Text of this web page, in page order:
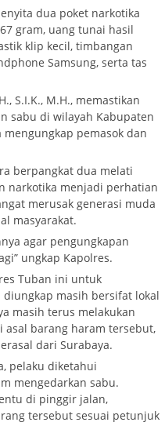
dua poket narkotika
gram, uang tunai hasil
klip kecil, timbangan
Samsung, serta tas
S.I.K., M.H., memastikan
sabu di wilayah Kabupaten
pemasok dan
berpangkat dua melati
narkotika menjadi perhatian
merusak generasi muda
masyarakat.
agar pengungkapan
ungkap Kapolres.
Tuban ini untuk
masih bersifat lokal
masih terus melakukan
barang haram tersebut,
dari Surabaya.
pelaku diketahui
mengedarkan sabu.
di pinggir jalan,
tersebut sesuai petunjuk